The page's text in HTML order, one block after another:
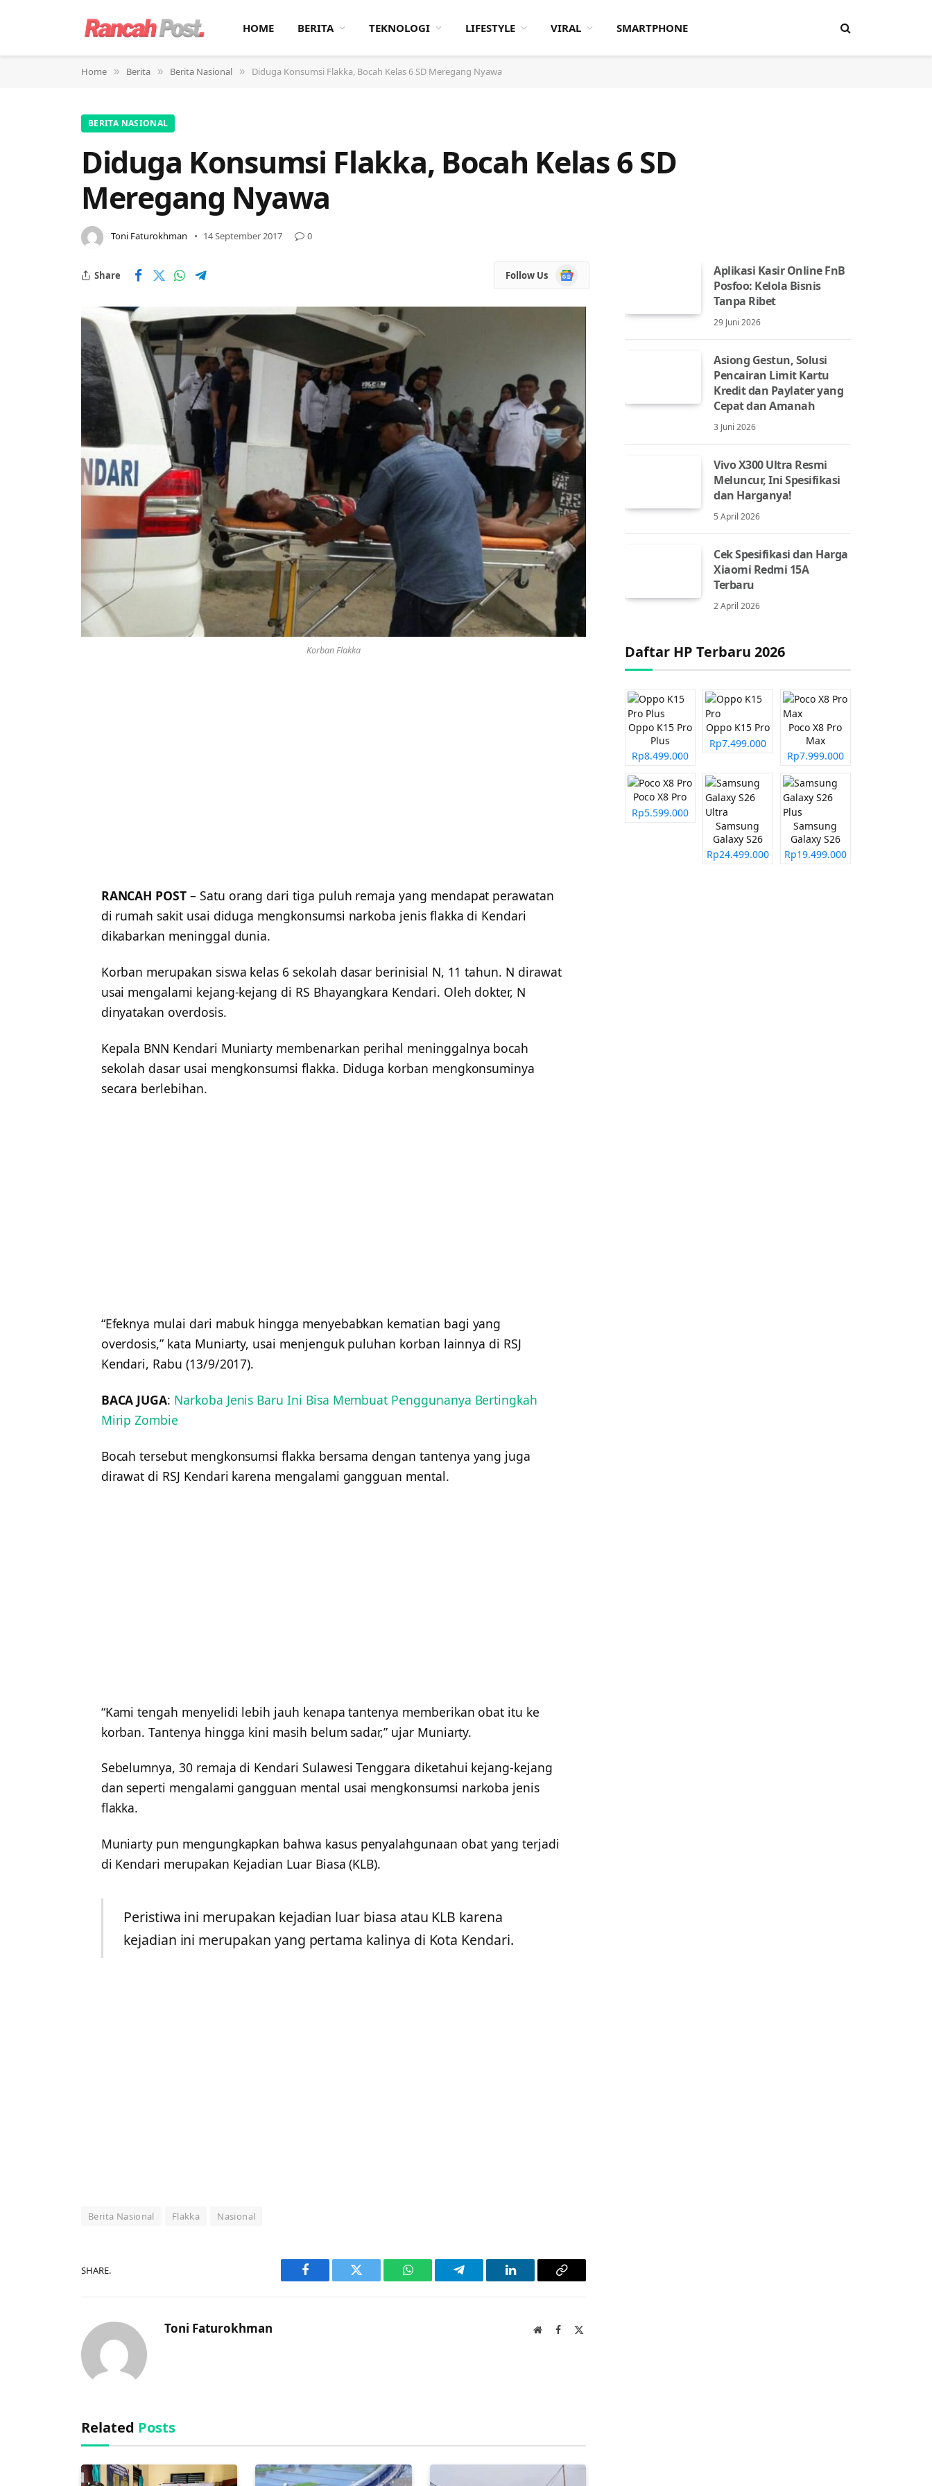
HOME BERITA TEKNOLOGI LIFESTYLE VIRAL SMARTPHONE
Home » Berita » Berita Nasional » Diduga Konsumsi Flakka, Bocah Kelas 6 SD Meregang Nyawa
BERITA NASIONAL
Diduga Konsumsi Flakka, Bocah Kelas 6 SD
Meregang Nyawa
Toni Faturokhman 14 September 2017 0
Share Follow Us
Google
News
Korban Flakka
RANCAH POST – Satu orang dari tiga puluh remaja yang mendapat perawatan
di rumah sakit usai diduga mengkonsumsi narkoba jenis flakka di Kendari
dikabarkan meninggal dunia.
Korban merupakan siswa kelas 6 sekolah dasar berinisial N, 11 tahun. N dirawat
usai mengalami kejang-kejang di RS Bhayangkara Kendari. Oleh dokter, N
dinyatakan overdosis.
Kepala BNN Kendari Muniarty membenarkan perihal meninggalnya bocah
sekolah dasar usai mengkonsumsi flakka. Diduga korban mengkonsuminya
secara berlebihan.
“Efeknya mulai dari mabuk hingga menyebabkan kematian bagi yang
overdosis,” kata Muniarty, usai menjenguk puluhan korban lainnya di RSJ
Kendari, Rabu (13/9/2017).
BACA JUGA: Narkoba Jenis Baru Ini Bisa Membuat Penggunanya Bertingkah
Mirip Zombie
Bocah tersebut mengkonsumsi flakka bersama dengan tantenya yang juga
dirawat di RSJ Kendari karena mengalami gangguan mental.
“Kami tengah menyelidi lebih jauh kenapa tantenya memberikan obat itu ke
korban. Tantenya hingga kini masih belum sadar,” ujar Muniarty.
Sebelumnya, 30 remaja di Kendari Sulawesi Tenggara diketahui kejang-kejang
dan seperti mengalami gangguan mental usai mengkonsumsi narkoba jenis
flakka.
Muniarty pun mengungkapkan bahwa kasus penyalahgunaan obat yang terjadi
di Kendari merupakan Kejadian Luar Biasa (KLB).
Peristiwa ini merupakan kejadian luar biasa atau KLB karena
kejadian ini merupakan yang pertama kalinya di Kota Kendari.
Berita Nasional Flakka Nasional
SHARE.
Facebook Twitter WhatsAppTelegram LinkedIn Copy
Toni Faturokhman WebsiteFacebook
Related Posts
Aplikasi Kasir Online FnB
Posfoo: Kelola Bisnis
Tanpa Ribet
29 Juni 2026
Asiong Gestun, Solusi
Pencairan Limit Kartu
Kredit dan Paylater yang
Cepat dan Amanah
3 Juni 2026
Vivo X300 Ultra Resmi
Meluncur, Ini Spesifikasi
dan Harganya!
5 April 2026
Cek Spesifikasi dan Harga
Xiaomi Redmi 15A
Terbaru
2 April 2026
Daftar HP Terbaru 2026
Oppo K15 Pro
Plus
Rp8.499.000
Oppo K15 Pro
Rp7.499.000
Poco X8 Pro
Max
Rp7.999.000
Poco X8 Pro
Rp5.599.000
Samsung
Galaxy S26
Ultra
Rp24.499.000
Samsung
Galaxy S26
Plus
Rp19.499.000